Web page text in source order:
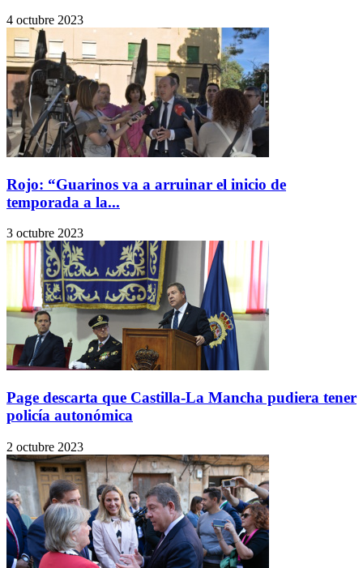
4 octubre 2023
Rojo: “Guarinos va a arruinar el inicio de
temporada a la...
3 octubre 2023
Page descarta que Castilla-La Mancha pudiera tener
policía autonómica
2 octubre 2023